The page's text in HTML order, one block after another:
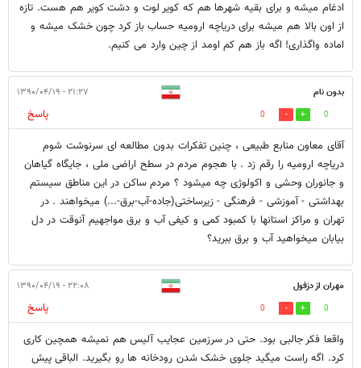
ادغام میشه و برای بقیه شهرها هم که کویر لوت و دشت کویر هم هست. تازه
از اون بالا هم میشه برای دریاچه ارومیه حساب باز کرد چون خشک میشه و
اماده واگذاری! اگه باز هم کم اومد از چین وارد می کنیم.
بدون نام ۲۱:۲۷ - ۱۳۹۰/۰۴/۱۹
0
0
پاسخ
آقای معاون منابع طبیعی ، چنین تفکرات بدون مطالعه ای سرنوشت شوم
دریاچه ارومیه را رقم زد . با هجوم مردم در سطح اراضی ملی ، جایگاه گیاهان
و جانوران وحشی و اکولوژی چه میشود ؟ مردم ساکن در این مناطق سیستم
بهداشتی - آموزشی - فرهنگی - زیرساختی(جاده-آب-برق-...) میخواهند . در
تهران و مراکز استانها با کمبود کمی و کیفی آب و برق مواجهیم آنوقت در دل
بیابان میخواهید آب و برق ببرید؟
مهران از دزفول ۲۲:۰۸ - ۱۳۹۰/۰۴/۱۹
0
0
پاسخ
واقعا فکر جالبی بود. حتی در سرزمین عجایب آلیس هم نمیشه همچین کاری
کرد. اگه راست میگید جلوی خشک شدن رودخانه ها رو بگیرید. الباقی پیش